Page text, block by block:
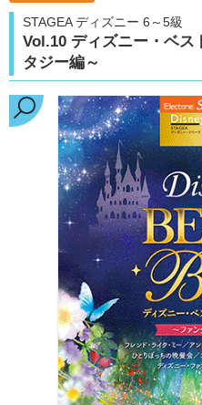
STAGEA ディズニー 6～5級
Vol.10 ディズニー・ベス
タジー編～